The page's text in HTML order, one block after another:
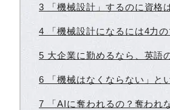
3 「機械設計」するのに資格
4 「機械設計になるには4力
5 大企業に勤めるなら、英語
6 「機械はなくならない」と
7 「AIに奪われるの？奪われ